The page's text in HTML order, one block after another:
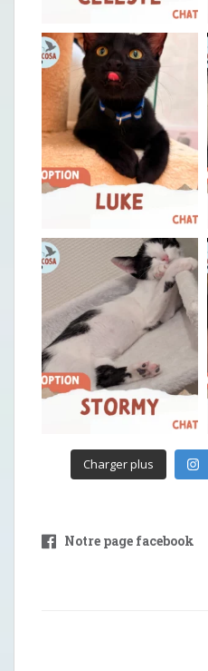
Charger plus
Notre page facebook